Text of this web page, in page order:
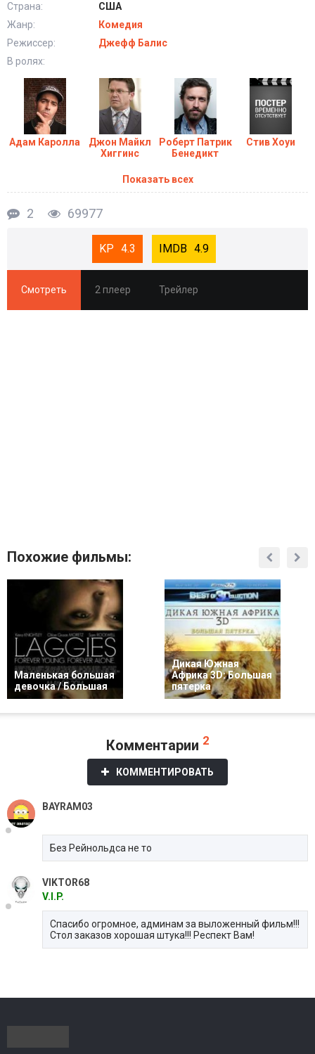
Страна:
США
Жанр:
Комедия
Режиссер:
Джефф Балис
В ролях:
Адам Каролла
Джон Майкл
Хиггинс
Роберт Патрик
Бенедикт
Стив Хоуи
Показать всех
2 69977
4.3 4.9
Смотреть 2 плеер Трейлер
Похожие фильмы:
Маленькая большая
девочка / Большая
Дикая Южная
Африка 3D: Большая
пятерка
Комментарии 2
КОММЕНТИРОВАТЬ
BAYRAM03
Без Рейнольдса не то
VIKTOR68
V.I.P.
Спасибо огромное, админам за выложенный фильм!!!
Стол заказов хорошая штука!!! Респект Вам!